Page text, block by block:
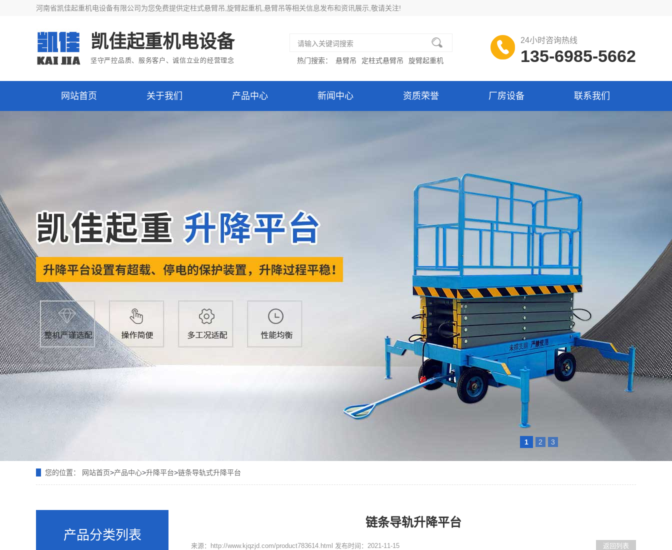
河南省凯佳起重机电设备有限公司为您免费提供定柱式悬臂吊 ,旋臂起重机,悬臂吊等相关信息发布和资讯展示,敬请关注!
凯佳起重机电设备
坚守严控品质、服务客户、诚信立业的经营理念 热门搜索： 悬臂吊 定柱式悬臂吊 旋臂起重机
24小时咨询热线
135-6985-5662
网站首页 关于我们 产品中心 新闻中心 资质荣誉 厂房设备 联系我们
1 2 3
您的位置： 网站首页>产品中心>升降平台>链条导轨式升降平台
产品分类列表
链条导轨升降平台
来源：http://www.kjqzjd.com/product783614.html 发布时间：2021-11-15 返回列表